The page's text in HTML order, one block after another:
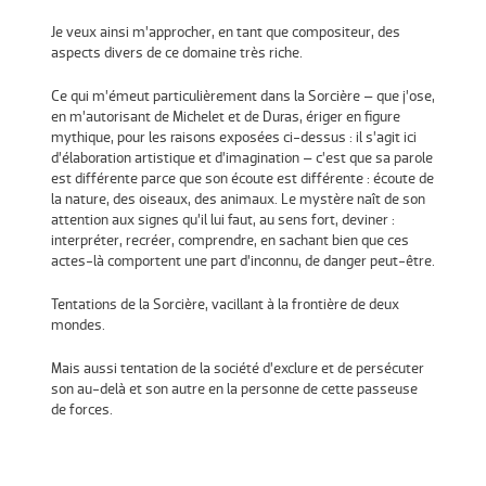
Je veux ainsi m’approcher, en tant que compositeur, des
aspects divers de ce domaine très riche.
Ce qui m’émeut particulièrement dans la Sorcière – que j’ose,
en m’autorisant de Michelet et de Duras, ériger en figure
mythique, pour les raisons exposées ci-dessus : il s’agit ici
d’élaboration artistique et d’imagination – c’est que sa parole
est différente parce que son écoute est différente : écoute de
la nature, des oiseaux, des animaux. Le mystère naît de son
attention aux signes qu’il lui faut, au sens fort, deviner :
interpréter, recréer, comprendre, en sachant bien que ces
actes-là comportent une part d’inconnu, de danger peut-être.
Tentations de la Sorcière, vacillant à la frontière de deux
mondes.
Mais aussi tentation de la société d’exclure et de persécuter
son au-delà et son autre en la personne de cette passeuse
de forces.